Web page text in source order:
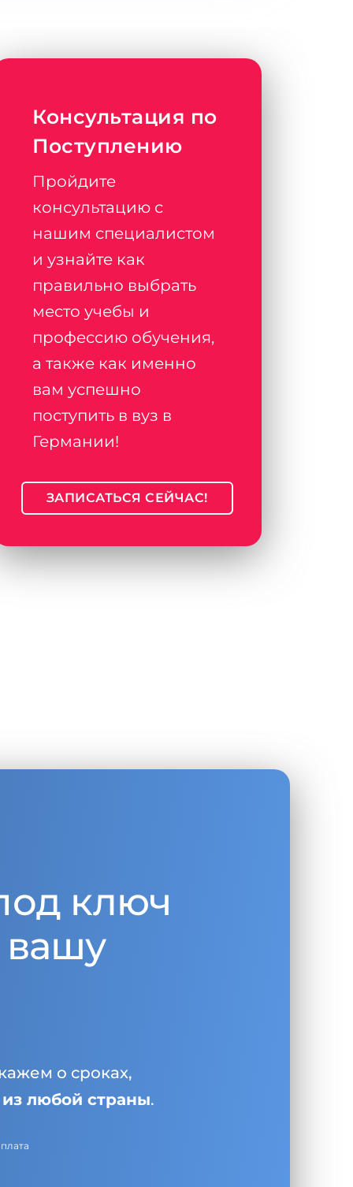
Консультация по
Поступлению
Пройдите
консультацию с
нашим специалистом
и узнайте как
правильно выбрать
место учебы и
профессию обучения,
а также как именно
вам успешно
поступить в вуз в
Германии!
ЗАПИСАТЬСЯ СЕЙЧАС!
ключ
о сроках,
из любой страны.